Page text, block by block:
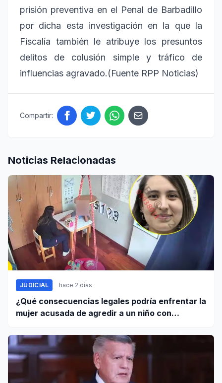
prisión preventiva en el Penal de Barbadillo
por dicha esta investigación en la que la
Fiscalía también le atribuye los presuntos
delitos de colusión simple y tráfico de
influencias agravado.(Fuente RPP Noticias)
Compartir:
Noticias Relacionadas
JUDICIAL hace 2 días
¿Qué consecuencias legales podría enfrentar la
mujer acusada de agredir a un niño con